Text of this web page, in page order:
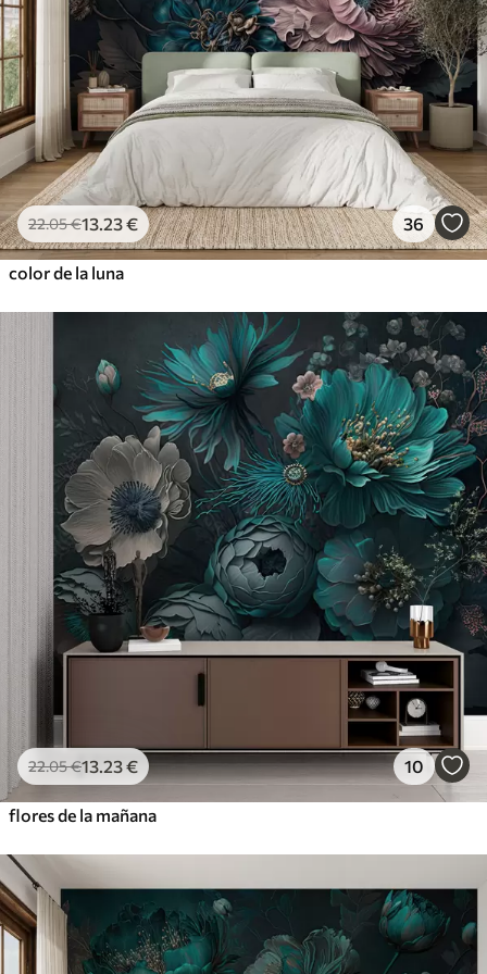
22.05€13 .23€ 36
color de la luna
22.05€13 .23€ 10
flores de la mañana